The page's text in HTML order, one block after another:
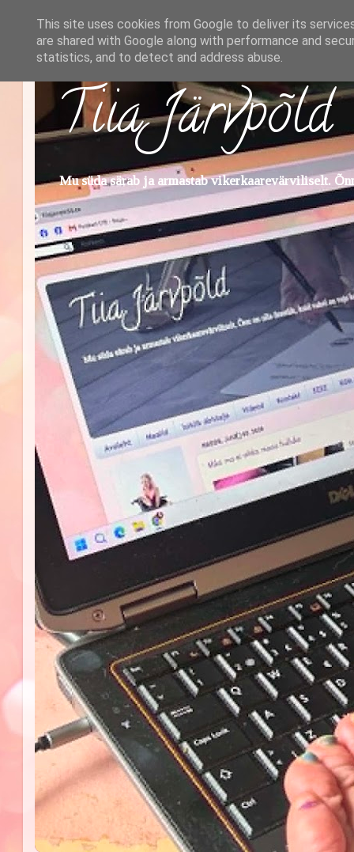
Tiia Järvpõld
Mu süda särab ja armastab vikerkaarevärviliselt.
This site uses cookies from Google to deliver its
are shared with Google along with performance and
statistics, and to detect and address abuse.